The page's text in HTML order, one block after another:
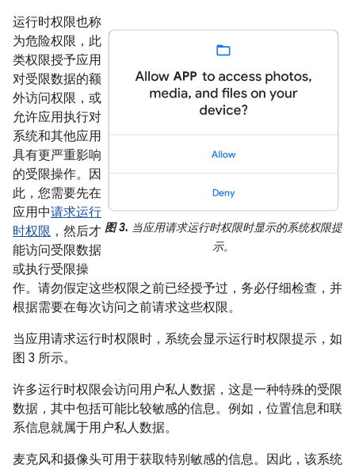
图 3. 当应用请求运行时权限时显示的系统权限提
示。
运行时权限也称
为危险权限，此
类权限授予应用
对受限数据的额
外访问权限，或
允许应用执行对
系统和其他应用
具有更严重影响
的受限操作。因
此，您需要先在
应用中请求运行
时权限 ，然后才
能访问受限数据
或执行受限操
作。请勿假定这些权限之前已经授予过，务必仔细检查，并
根据需要在每次访问之前请求这些权限。
当应用请求运行时权限时，系统会显示运行时权限提示，如
图 3 所示。
许多运行时权限会访问用户私人数据，这是一种特殊的受限
数据，其中包括可能比较敏感的信息。 例如，位置信息和联
系信息就属于用户私人数据。
麦克风和摄像头可用于获取特别敏感的信息。因此，该系统